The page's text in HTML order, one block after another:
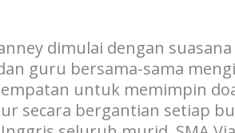
dimulai dengan
guru bersama-sama
untuk memimpin
secara bergantian setiap